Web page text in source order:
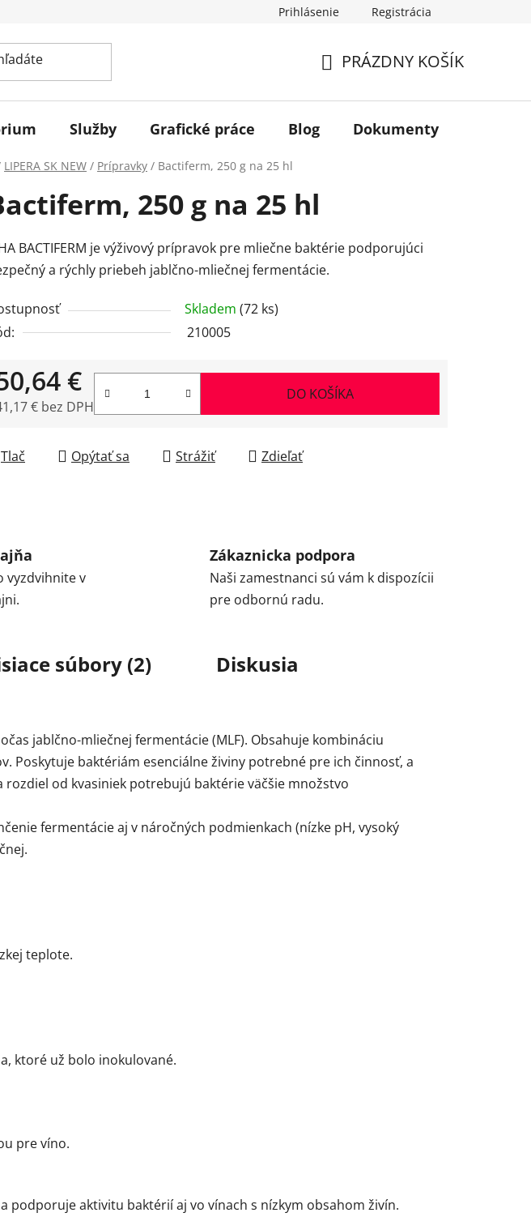
Prihlásenie Registrácia
KOŠÍK
PRÁZDNY KOŠÍK
Služby Grafické práce Blog Dokumenty
LIPERA SK NEW / Prípravky / Bactiferm, 250 g na 25 hl
250 g na 25 hl
BACTIFERM je výživový prípravok pre mliečne baktérie podporujúci
a rýchly priebeh jablčno-mliečnej fermentácie.
Skladem (72 ks)
210005
€
€ bez DPH
DO KOŠÍKA
Tlač Opýtať sa Strážiť Zdieľať
vyzdvihnite v
Zákaznicka podpora
Naši zamestnanci sú vám k dispozícii
pre odbornú radu.
súbory (2) Diskusia
jablčno-mliečnej fermentácie (MLF). Obsahuje kombináciu
Poskytuje baktériám esenciálne živiny potrebné pre ich činnosť, a
od kvasiniek potrebujú baktérie väčšie množstvo
fermentácie aj v náročných podmienkach (nízke pH, vysoký
teplote.
ktoré už bolo inokulované.
pre víno.
podporuje aktivitu baktérií aj vo vínach s nízkym obsahom živín.